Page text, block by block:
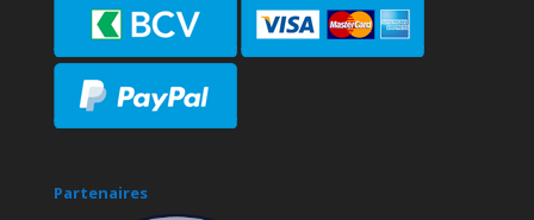
Partenaires